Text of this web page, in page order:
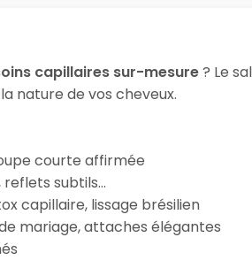
capillaires sur-mesure? Le
nature de vos cheveux.
courte affirmée
reflets subtils…
capillaire, lissage brésilien
mariage, attaches élégantes